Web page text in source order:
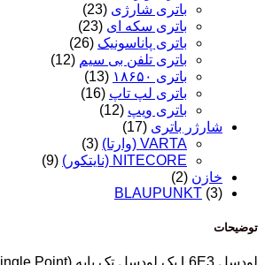
باتری شارژی (23)
باتری سکه ای (23)
باتری پاناسونیک (26)
باتری تلفن بی سیم (12)
باتری ۱۸۶۵۰
(13)
باتری لپ تاپ (16)
باتری ویپ (12)
شارژر باتری (17)
VARTA (وارتا)
(3)
NITECORE (نایتکور)
(9)
خازن (2)
BLAUPUNKT (3)
توضیحات